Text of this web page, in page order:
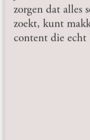
zorgen dat alles
zoekt, kunt
content die echt